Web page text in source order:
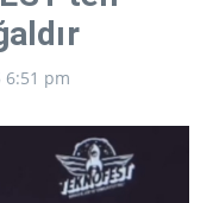
6:51 pm